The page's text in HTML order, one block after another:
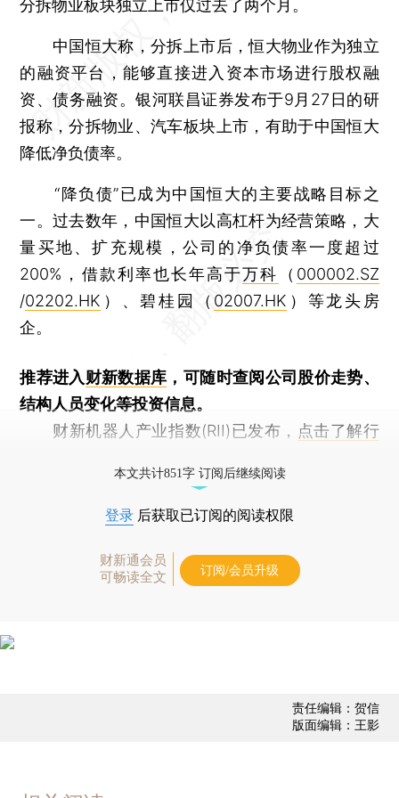
分拆物业板块独立上市仅过去了两个月。
中国恒大称，分拆上市后，恒大物业作为独立
的融资平台，能够直接进入资本市场进行股权融
资、债务融资。银河联昌证券发布于9月27日的研
报称，分拆物业、汽车板块上市，有助于中国恒大
降低净负债率。
“降负债”已成为中国恒大的主要战略目标之
一。过去数年，中国恒大以高杠杆为经营策略，大
量买地、扩充规模，公司的净负债率一度超过
200%，借款利率也长年高于万科 （ 000002.SZ
/02202.HK ）、碧桂园（ 02007.HK ）等龙头房
企。
推荐进入财新数据库 ，可随时查阅公司股价走势、
结构人员变化等投资信息。
财新机器人产业指数(RII)已发布， 点击了解行
本文共计851字 订阅后继续阅读
登录 后获取已订阅的阅读权限
财新通会员
可畅读全文
订阅/会员升级
责任编辑：贺信
版面编辑：王影